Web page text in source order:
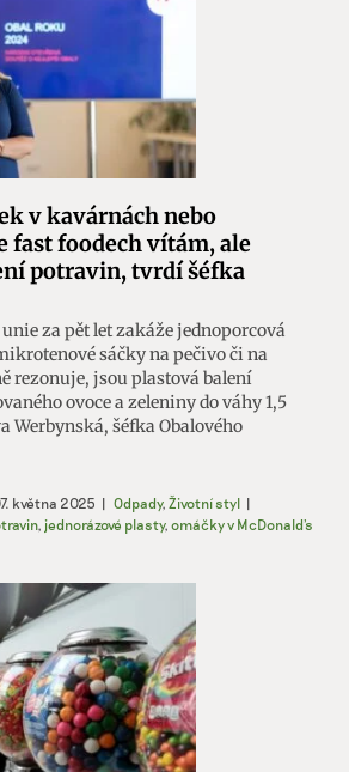
v kavárnách nebo
fast foodech vítám, ale
potravin, tvrdí šéfka
za pět let zakáže jednoporcová
sáčky na pečivo či na
rezonuje, jsou plastová balení
ovoce a zeleniny do váhy 1,5
Werbynská, šéfka Obalového
května 2025 | Odpady, Životní styl |
, jednorázové plasty, omáčky v McDonald's